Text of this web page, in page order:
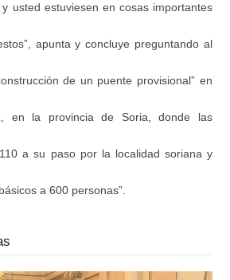
usted estuviesen en cosas importantes
apunta y concluye preguntando al
de un puente provisional” en
en la provincia de Soria, donde las
a su paso por la localidad soriana y
a 600 personas”.